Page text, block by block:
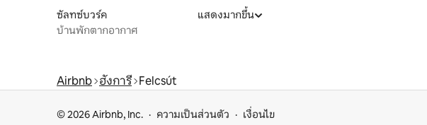
ซัลทซ์บวร์ค
บ้านพักตากอากาศ
แสดงมากขึ้น
Airbnb ฮังการี Felcsút
© 2026 Airbnb, Inc. ความเป็นส่วนตัว เงื่อนไข